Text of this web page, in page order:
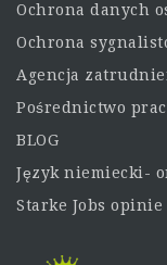
Ochrona danych
Ochrona
Agencja
Pośrednictwo
BLOG
Język niemiecki-
Starke Jobs opinie